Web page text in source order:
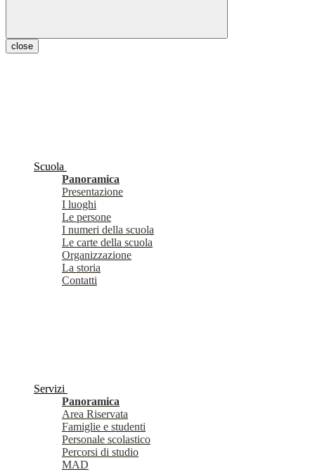
close
Scuola
Panoramica
Presentazione
I luoghi
Le persone
I numeri della scuola
Le carte della scuola
Organizzazione
La storia
Contatti
Servizi
Panoramica
Area Riservata
Famiglie e studenti
Personale scolastico
Percorsi di studio
MAD